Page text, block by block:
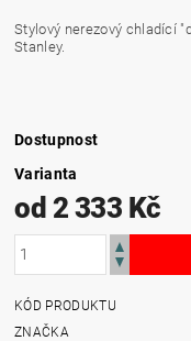
Stylový nerezový chladící
Stanley.
Dostupnost
Varianta
od 2 333 Kč
KÓD PRODUKTU
ZNAČKA